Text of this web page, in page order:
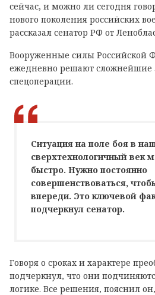
сейчас, и можно ли сегодня
нового поколения российских
рассказал сенатор РФ от
Вооруженные силы Российской
ежедневно решают сложнейшие
спецоперации.
Ситуация на поле боя в
сверхтехнологичный век
быстро. Нужно постоянно
совершенствоваться,
впереди. Это ключевой
подчеркнул сенатор.
Говоря о сроках и характере
подчеркнул, что они
логике. Все решения, пояснил